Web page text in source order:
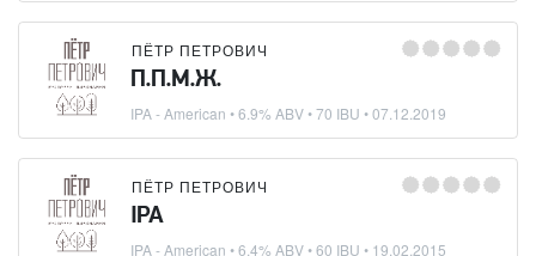
ПЁТР ПЕТРОВИЧ
П.П.М.Ж.
IPA - American • 6.9% ABV • 70 IBU •07.12.2019
ПЁТР ПЕТРОВИЧ
IPA
IPA - American • 6.4% ABV • 60 IBU • 19.02.2015